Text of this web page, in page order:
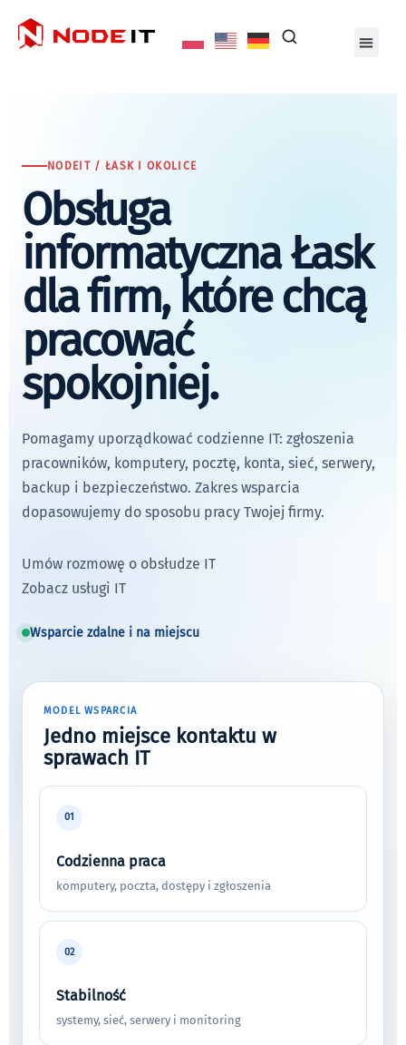
NODEIT / ŁASK I OKOLICE
Obsługa
informatyczna Łask
dla firm, które chcą
pracować
spokojniej.
Pomagamy uporządkować codzienne IT: zgłoszenia
pracowników, komputery, pocztę, konta, sieć, serwery,
backup i bezpieczeństwo. Zakres wsparcia
dopasowujemy do sposobu pracy Twojej firmy.
Umów rozmowę o obsłudze IT
Zobacz usługi IT
Wsparcie zdalne i na miejscu
MODEL WSPARCIA
Jedno miejsce kontaktu w
sprawach IT
01
Codzienna praca
komputery, poczta, dostępy i zgłoszenia
02
Stabilność
systemy, sieć, serwery i monitoring